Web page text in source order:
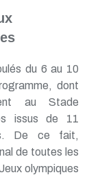
du 6 au 10
dont
au Stade
issus de 11
De ce fait,
de toutes les
olympiques